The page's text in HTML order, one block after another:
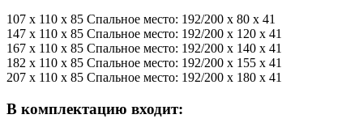
107 х 110 х 85 Спальное место: 192/200 х 80 х 41
147 х 110 х 85 Спальное место: 192/200 х 120 х 41
167 х 110 х 85 Спальное место: 192/200 х 140 х 41
182 х 110 х 85 Спальное место: 192/200 х 155 х 41
207 х 110 х 85 Спальное место: 192/200 х 180 х 41
В комплектацию входит: